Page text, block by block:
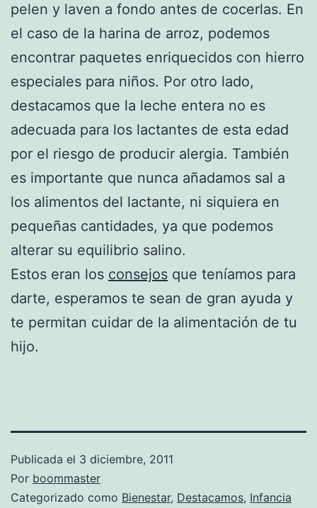
pelen y laven a fondo antes de cocerlas. En
el caso de la harina de arroz, podemos
encontrar paquetes enriquecidos con hierro
especiales para niños. Por otro lado,
destacamos que la leche entera no es
adecuada para los lactantes de esta edad
por el riesgo de producir alergia. También
es importante que nunca añadamos sal a
los alimentos del lactante, ni siquiera en
pequeñas cantidades, ya que podemos
alterar su equilibrio salino.
Estos eran los consejos que teníamos para
darte, esperamos te sean de gran ayuda y
te permitan cuidar de la alimentación de tu
hijo.
Publicada el 3 diciembre, 2011
Por boommaster
Categorizado como Bienestar, Destacamos, Infancia